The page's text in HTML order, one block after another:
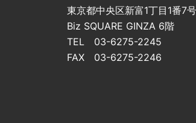
東京都中央区新富1丁目1番7号
Biz SQUARE GINZA 6階
TEL 03-6275-2245
FAX 03-6275-2246